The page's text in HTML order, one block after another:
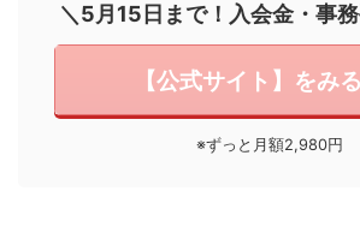
＼5月15日まで！入会金・事
【公式サイト】をみる
※ずっと月額2,980円